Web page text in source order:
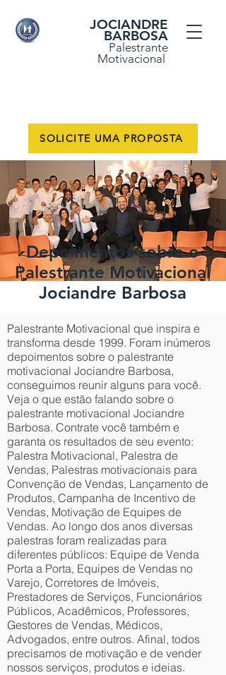
JOCIANDRE
BARBOSA
Palestrante
Motivacional
SOLICITE UMA PROPOSTA
Depoimentos sobre o
Palestrante Motivacional
Jociandre Barbosa
Palestrante Motivacional que inspira e
transforma desde 1999. Foram inúmeros
depoimentos sobre o palestrante
motivacional Jociandre Barbosa,
conseguimos reunir alguns para você.
Veja o que estão falando sobre o
palestrante motivacional Jociandre
Barbosa. Contrate você também e
garanta os resultados de seu evento:
Palestra Motivacional, Palestra de
Vendas, Palestras motivacionais para
Convenção de Vendas, Lançamento de
Produtos, Campanha de Incentivo de
Vendas, Motivação de Equipes de
Vendas. Ao longo dos anos diversas
palestras foram realizadas para
diferentes públicos: Equipe de Venda
Porta a Porta, Equipes de Vendas no
Varejo, Corretores de Imóveis,
Prestadores de Serviços, Funcionários
Públicos, Acadêmicos, Professores,
Gestores de Vendas, Médicos,
Advogados, entre outros. Afinal, todos
precisamos de motivação e de vender
nossos serviços, produtos e ideias.